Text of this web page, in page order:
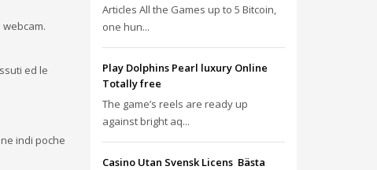
ed le
indi poche
Articles All the Games up to 5 Bitcoin,
one hun...
Play Dolphins Pearl luxury Online
Totally free
The game’s reels are ready up
against bright aq...
Casino Utan Svensk Licens ️ Bästa